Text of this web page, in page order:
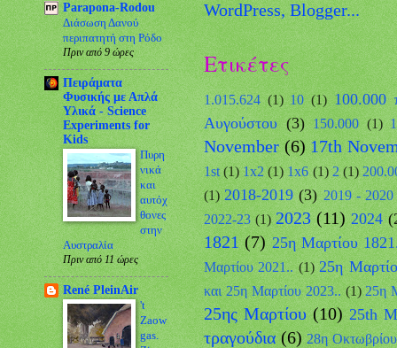
Ετικέτες
1.015.624 (1) 10 (1) 100.000
Αυγούστου (3) 150.000 (1)
November (6) 17th
1st (1) 1x2 (1) 1x6 (1) 2 (1)
(1) 2018-2019 (3) 2019 - 2020
2022-23 (1) 2023 (11) 2024
1821 (7) 25η Μαρτίου
Μαρτίου 2021.. (1) 25η
και 25η Μαρτίου 2023.. (1) 25η
25ης Μαρτίου (10) 25th
τραγούδια (6) 28η
Parapona-Rodou
Διάσωση Δανού
περιπατητή στη Ρόδο
Πριν από 9 ώρες
Πειράματα
Φυσικής με Απλά
Υλικά - Science
Experiments for
Kids
Πυρη
νικά
και
αυτόχ
θονες
στην
Αυστραλία
Πριν από 11 ώρες
René PleinAir
't
Zaow
gas.